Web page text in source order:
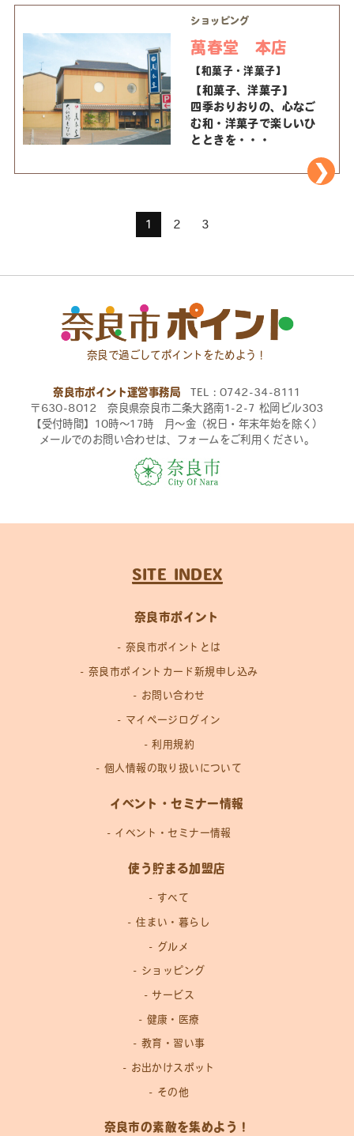
ショッピング
萬春堂 本店
【和菓子・洋菓子】
【和菓子、洋菓子】
四季おりおりの、心なご
む和・洋菓子で楽しいひ
とときを・・・
1 2 3
奈良で過ごしてポイントをためよう！
奈良市ポイント運営事務局 TEL：0742-34-8111
〒630-8012 奈良県奈良市二条大路南1-2-7 松岡ビル303
【受付時間】10時〜17時 月〜金（祝日・年末年始を除く）
メールでのお問い合わせは、フォームをご利用ください。
SITE INDEX
奈良市ポイント
奈良市ポイントとは
奈良市ポイントカード新規申し込み
お問い合わせ
マイページログイン
利用規約
個人情報の取り扱いについて
イベント・セミナー情報
イベント・セミナー情報
使う貯まる加盟店
すべて
住まい・暮らし
グルメ
ショッピング
サービス
健康・医療
教育・習い事
お出かけスポット
その他
奈良市の素敵を集めよう！